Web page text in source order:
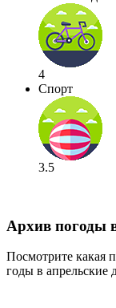
4
Спорт
3.5
Архив погоды
Посмотрите какая
годы в апрельские